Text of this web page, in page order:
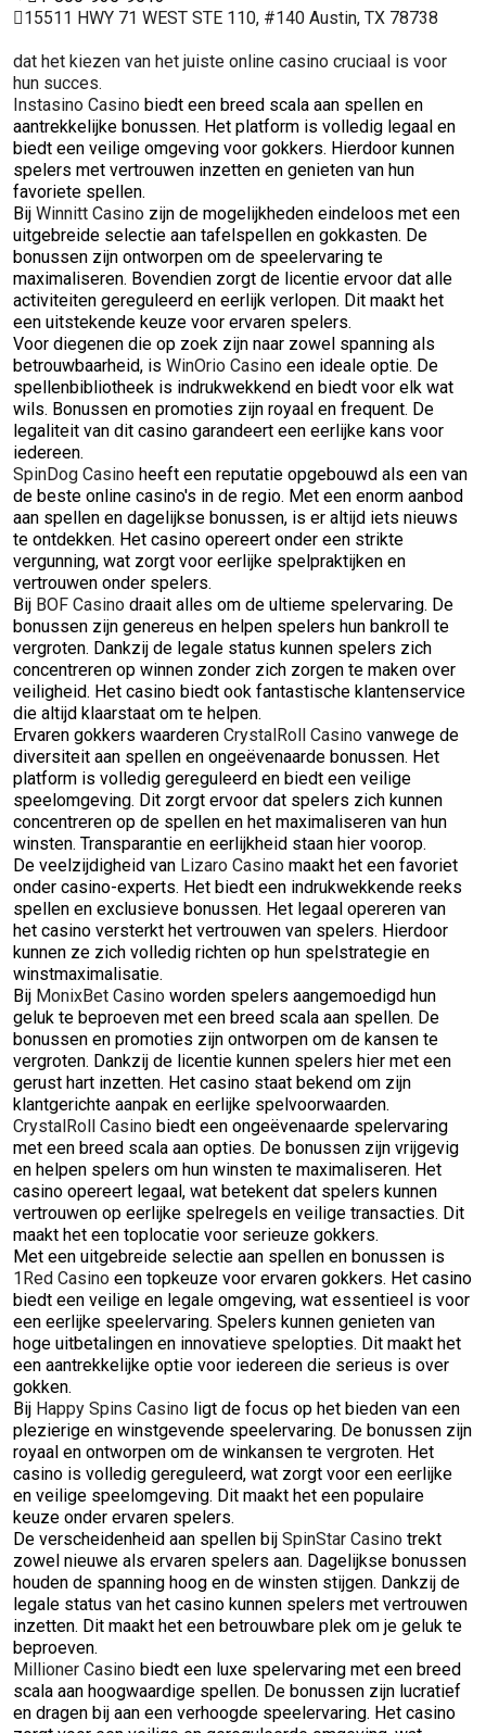
15511 HWY 71 WEST STE 110, #140 Austin, TX 78738
dat het kiezen van het juiste online casino cruciaal is voor
hun succes.
Instasino Casino biedt een breed scala aan spellen en
aantrekkelijke bonussen. Het platform is volledig legaal en
biedt een veilige omgeving voor gokkers. Hierdoor kunnen
spelers met vertrouwen inzetten en genieten van hun
favoriete spellen.
Bij Winnitt Casino zijn de mogelijkheden eindeloos met een
uitgebreide selectie aan tafelspellen en gokkasten. De
bonussen zijn ontworpen om de speelervaring te
maximaliseren. Bovendien zorgt de licentie ervoor dat alle
activiteiten gereguleerd en eerlijk verlopen. Dit maakt het
een uitstekende keuze voor ervaren spelers.
Voor diegenen die op zoek zijn naar zowel spanning als
betrouwbaarheid, is WinOrio Casino een ideale optie. De
spellenbibliotheek is indrukwekkend en biedt voor elk wat
wils. Bonussen en promoties zijn royaal en frequent. De
legaliteit van dit casino garandeert een eerlijke kans voor
iedereen.
SpinDog Casino heeft een reputatie opgebouwd als een van
de beste online casino's in de regio. Met een enorm aanbod
aan spellen en dagelijkse bonussen, is er altijd iets nieuws
te ontdekken. Het casino opereert onder een strikte
vergunning, wat zorgt voor eerlijke spelpraktijken en
vertrouwen onder spelers.
Bij BOF Casino draait alles om de ultieme spelervaring. De
bonussen zijn genereus en helpen spelers hun bankroll te
vergroten. Dankzij de legale status kunnen spelers zich
concentreren op winnen zonder zich zorgen te maken over
veiligheid. Het casino biedt ook fantastische klantenservice
die altijd klaarstaat om te helpen.
Ervaren gokkers waarderen CrystalRoll Casino vanwege de
diversiteit aan spellen en ongeëvenaarde bonussen. Het
platform is volledig gereguleerd en biedt een veilige
speelomgeving. Dit zorgt ervoor dat spelers zich kunnen
concentreren op de spellen en het maximaliseren van hun
winsten. Transparantie en eerlijkheid staan hier voorop.
De veelzijdigheid van Lizaro Casino maakt het een favoriet
onder casino-experts. Het biedt een indrukwekkende reeks
spellen en exclusieve bonussen. Het legaal opereren van
het casino versterkt het vertrouwen van spelers. Hierdoor
kunnen ze zich volledig richten op hun spelstrategie en
winstmaximalisatie.
Bij MonixBet Casino worden spelers aangemoedigd hun
geluk te beproeven met een breed scala aan spellen. De
bonussen en promoties zijn ontworpen om de kansen te
vergroten. Dankzij de licentie kunnen spelers hier met een
gerust hart inzetten. Het casino staat bekend om zijn
klantgerichte aanpak en eerlijke spelvoorwaarden.
CrystalRoll Casino biedt een ongeëvenaarde spelervaring
met een breed scala aan opties. De bonussen zijn vrijgevig
en helpen spelers om hun winsten te maximaliseren. Het
casino opereert legaal, wat betekent dat spelers kunnen
vertrouwen op eerlijke spelregels en veilige transacties. Dit
maakt het een toplocatie voor serieuze gokkers.
Met een uitgebreide selectie aan spellen en bonussen is
1Red Casino een topkeuze voor ervaren gokkers. Het casino
biedt een veilige en legale omgeving, wat essentieel is voor
een eerlijke speelervaring. Spelers kunnen genieten van
hoge uitbetalingen en innovatieve spelopties. Dit maakt het
een aantrekkelijke optie voor iedereen die serieus is over
gokken.
Bij Happy Spins Casino ligt de focus op het bieden van een
plezierige en winstgevende speelervaring. De bonussen zijn
royaal en ontworpen om de winkansen te vergroten. Het
casino is volledig gereguleerd, wat zorgt voor een eerlijke
en veilige speelomgeving. Dit maakt het een populaire
keuze onder ervaren spelers.
De verscheidenheid aan spellen bij SpinStar Casino trekt
zowel nieuwe als ervaren spelers aan. Dagelijkse bonussen
houden de spanning hoog en de winsten stijgen. Dankzij de
legale status van het casino kunnen spelers met vertrouwen
inzetten. Dit maakt het een betrouwbare plek om je geluk te
beproeven.
Millioner Casino biedt een luxe spelervaring met een breed
scala aan hoogwaardige spellen. De bonussen zijn lucratief
en dragen bij aan een verhoogde speelervaring. Het casino